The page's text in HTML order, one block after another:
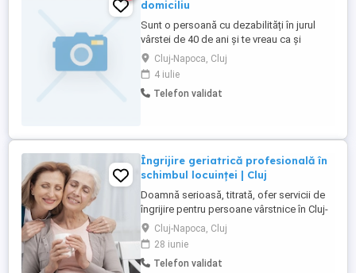
domiciliu
Sunt o persoană cu dezabilități în jurul
vârstei de 40 de ani și te vreau ca și
asistentul meu personal part time.. Dacă
ești o persoană dinamică, open mind și ai
o vibrație pozitiva și îți dorești să ai un
venit dintr un job part time.... Contactează
Cluj-Napoca, Cluj
4 iulie
Telefon validat
Îngrijire geriatrică profesională în
schimbul locuinței | Cluj
Doamnă serioasă, titrată, ofer servicii de
îngrijire pentru persoane vârstnice în Cluj-
Napoca. Serviciile se oferă în schimbul
locuinței, exclusiv prin intermediul unui act
juridic standard si securizat. Ce includ
serviciile mele: Asistență și igienă: Ajutor
Cluj-Napoca, Cluj
28 iunie
Telefon validat